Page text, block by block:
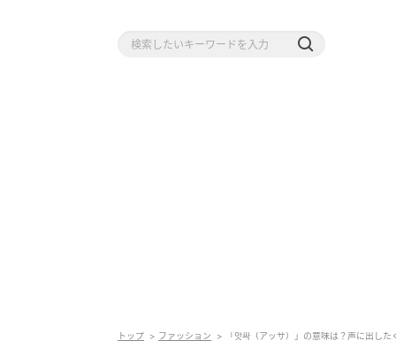
トップ ファッション 「앗싸（アッサ）」の意味は？声に出し